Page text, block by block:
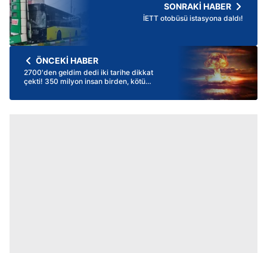
SONRAKİ HABER
İETT otobüsü istasyona daldı!
ÖNCEKİ HABER
2700'den geldim dedi iki tarihe dikkat
çekti! 350 milyon insan birden, kötü